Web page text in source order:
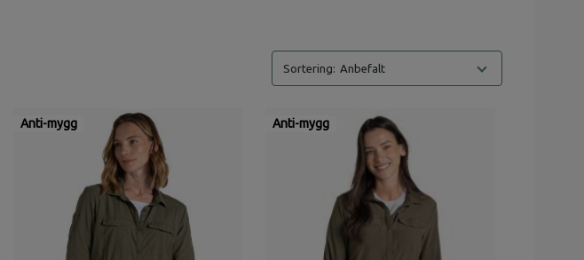
Anbefalt
Anti-mygg Anti-mygg